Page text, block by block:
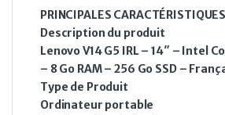
PRINCIPALES CARACTÉRISTIQUES
Description du produit
Lenovo V14 G5 IRL – 14″ – Intel
– 8 Go RAM – 256 Go SSD –
Type de Produit
Ordinateur portable